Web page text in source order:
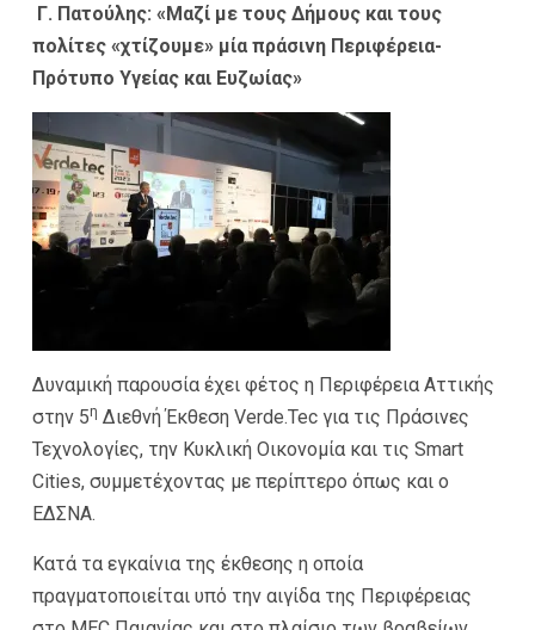
Γ. Πατούλης: «Μαζί με τους Δήμους και τους
πολίτες «χτίζουμε» μία πράσινη Περιφέρεια-
Πρότυπο Υγείας και Ευζωίας»
Δυναμική παρουσία έχει φέτος η Περιφέρεια Αττικής
στην 5η Διεθνή Έκθεση Verde.Tec για τις Πράσινες
Τεχνολογίες, την Κυκλική Οικονομία και τις Smart
Cities, συμμετέχοντας με περίπτερο όπως και ο
ΕΔΣΝΑ.
Κατά τα εγκαίνια της έκθεσης η οποία
πραγματοποιείται υπό την αιγίδα της Περιφέρειας